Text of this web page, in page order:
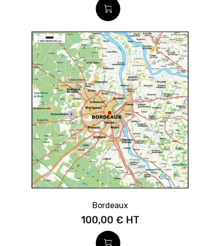
Bordeaux
100,00 €